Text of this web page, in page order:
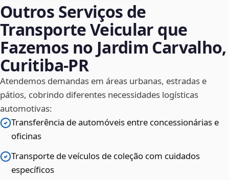
Outros Serviços de
Transporte Veicular que
Fazemos no Jardim Carvalho,
Curitiba‑PR
Atendemos demandas em áreas urbanas, estradas e
pátios, cobrindo diferentes necessidades logísticas
automotivas:
Transferência de automóveis entre concessionárias e
oficinas
Transporte de veículos de coleção com cuidados
específicos